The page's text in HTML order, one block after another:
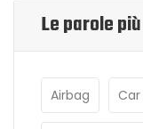
Le parole
Airbag